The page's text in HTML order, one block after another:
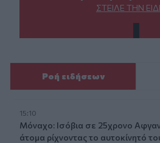
ΣΤΕΊΛΕ ΤΗΝ
Ροή ειδήσεων
15:10
Μόναχο: Ισόβια σε 25χρονο
άτομα ρίχνοντας το αυτοκίνητό